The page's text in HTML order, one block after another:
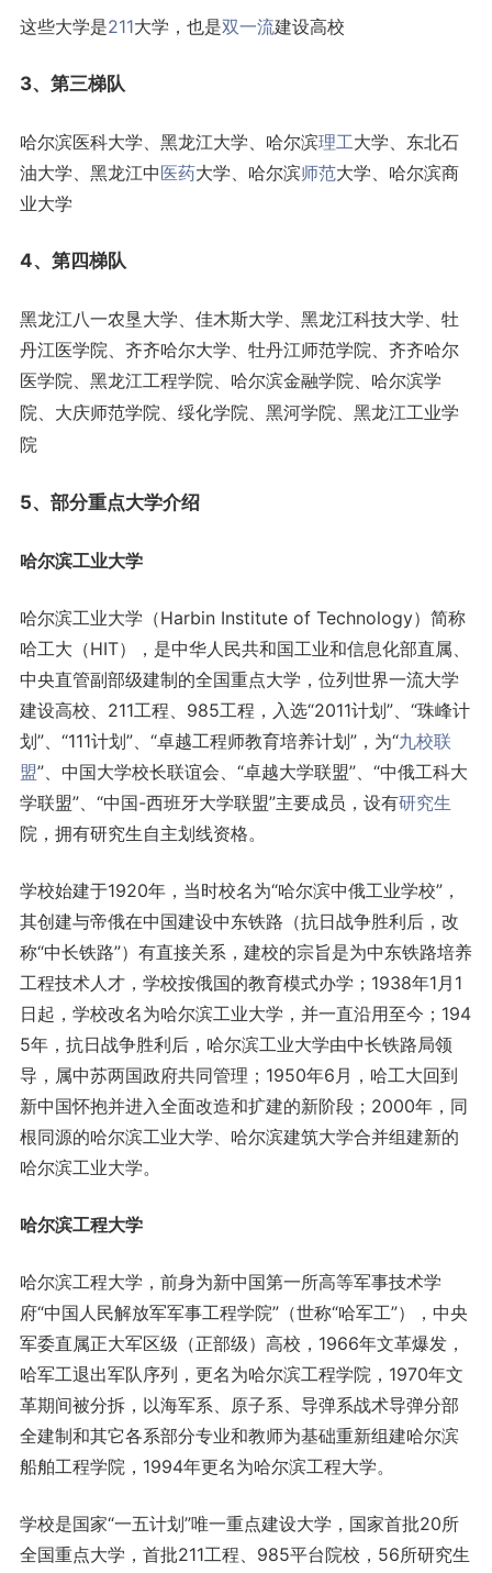
这些大学是211大学，也是双一流建设高校
3、第三梯队
哈尔滨医科大学、黑龙江大学、哈尔滨理工大学、东北石
油大学、黑龙江中医药大学、哈尔滨师范大学、哈尔滨商
业大学
4、第四梯队
黑龙江八一农垦大学、佳木斯大学、黑龙江科技大学、牡
丹江医学院、齐齐哈尔大学、牡丹江师范学院、齐齐哈尔
医学院、黑龙江工程学院、
哈尔滨金融学院、哈尔滨学
院、大庆师范学院、绥化学院、黑河学院、黑龙江工业学
院
5、部分重点大学介绍
哈尔滨工业大学
哈尔滨工业大学（Harbin Institute of Technology）简称
哈工大（HIT），是中华人民共和国工业和信息化部直属、
中央直管副部级建制的全国重点大学，位列世界一流大学
建设高校、211工程、985工程，入选“2011计划”、“珠峰计
划”、“111计划”、“卓越工程师教育培养计划”，为“九校联
盟”、中国大学校长联谊会、“卓越大学联盟”、“中俄工科大
学联盟”、“中国-西班牙大学联盟”主要成员，设有研究生
院，拥有研究生自主划线资格。
学校始建于1920年，当时校名为“哈尔滨中俄工业学校”，
其创建与帝俄在中国建设中东铁路（抗日战争胜利后，改
称“中长铁路”）有直接关系，建校的宗旨是为中东铁路培养
工程技术人才，学校按俄国的教育模式办学；1938年1月1
日起，学校改名为哈尔滨工业大学，并一直沿用至今；194
5年，抗日战争胜利后，哈尔滨工业大学由中长铁路局领
导，属中苏两国政府共同管理；1950年6月，哈工大回到
新中国怀抱并进入全面改造和扩建的新阶段；2000年，同
根同源的哈尔滨工业大学、哈尔滨建筑大学合并组建新的
哈尔滨工业大学。
哈尔滨工程大学
哈尔滨工程大学，前身为新中国第一所高等军事技术学
府“中国人民解放军军事工程学院”（世称“哈军工”），中央
军委直属正大军区级（正部级）高校，1966年文革爆发，
哈军工退出军队序列，更名为哈尔滨工程学院，1970年文
革期间被分拆，以海军系、原子系、导弹系战术导弹分部
全建制和其它各系部分专业和教师为基础重新组建哈尔滨
船舶工程学院，1994年更名为哈尔滨工程大学。
学校是国家“一五计划”唯一重点建设大学，国家首批20所
全国重点大学，首批211工程、985平台院校，56所研究生